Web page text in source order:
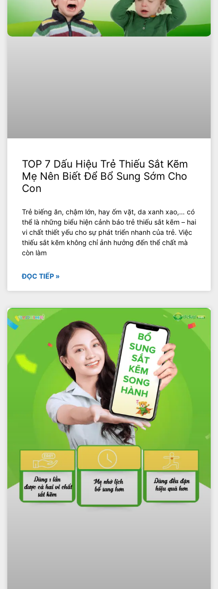
TOP 7 Dấu Hiệu Trẻ Thiếu Sắt Kẽm
Mẹ Nên Biết Để Bổ Sung Sớm Cho
Con
Trẻ biếng ăn, chậm lớn, hay ốm vặt, da xanh xao,… có
thể là những biểu hiện cảnh báo trẻ thiếu sắt kẽm – hai
vi chất thiết yếu cho sự phát triển nhanh của trẻ. Việc
thiếu sắt kẽm không chỉ ảnh hưởng đến thể chất mà
còn làm
ĐỌC TIẾP »